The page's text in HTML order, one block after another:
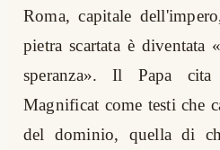
Roma, capitale
pietra scartata è diventata
speranza». Il Papa
Magnificat come testi che
del dominio, quella di